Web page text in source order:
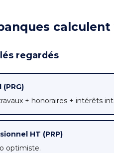
regardés
+ honoraires + intérêts
HT (PRP)
optimiste.